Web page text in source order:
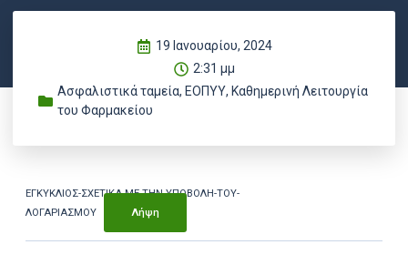
19 Ιανουαρίου, 2024
2:31 μμ
Ασφαλιστικά ταμεία, ΕΟΠΥΥ, Καθημερινή Λειτουργία
του Φαρμακείου
ΕΓΚΥΚΛΙΟΣ-ΣΧΕΤΙΚΑ-ΜΕ-ΤΗΝ-ΥΠΟΒΟΛΗ-ΤΟΥ-
ΛΟΓΑΡΙΑΣΜΟΥ
Λήψη